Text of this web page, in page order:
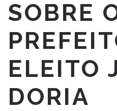
SOBRE
ELEITO
DORIA